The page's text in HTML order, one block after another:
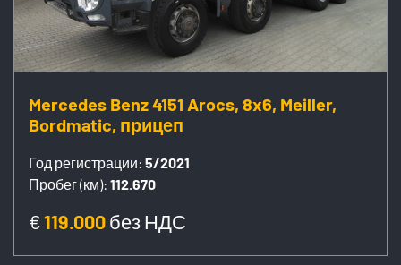
Mercedes Benz 4151 Arocs, 8x6, Meiller,
Bordmatic, прицеп
Год регистрации: 5/2021
Пробег (км): 112.670
€119.000без НДС